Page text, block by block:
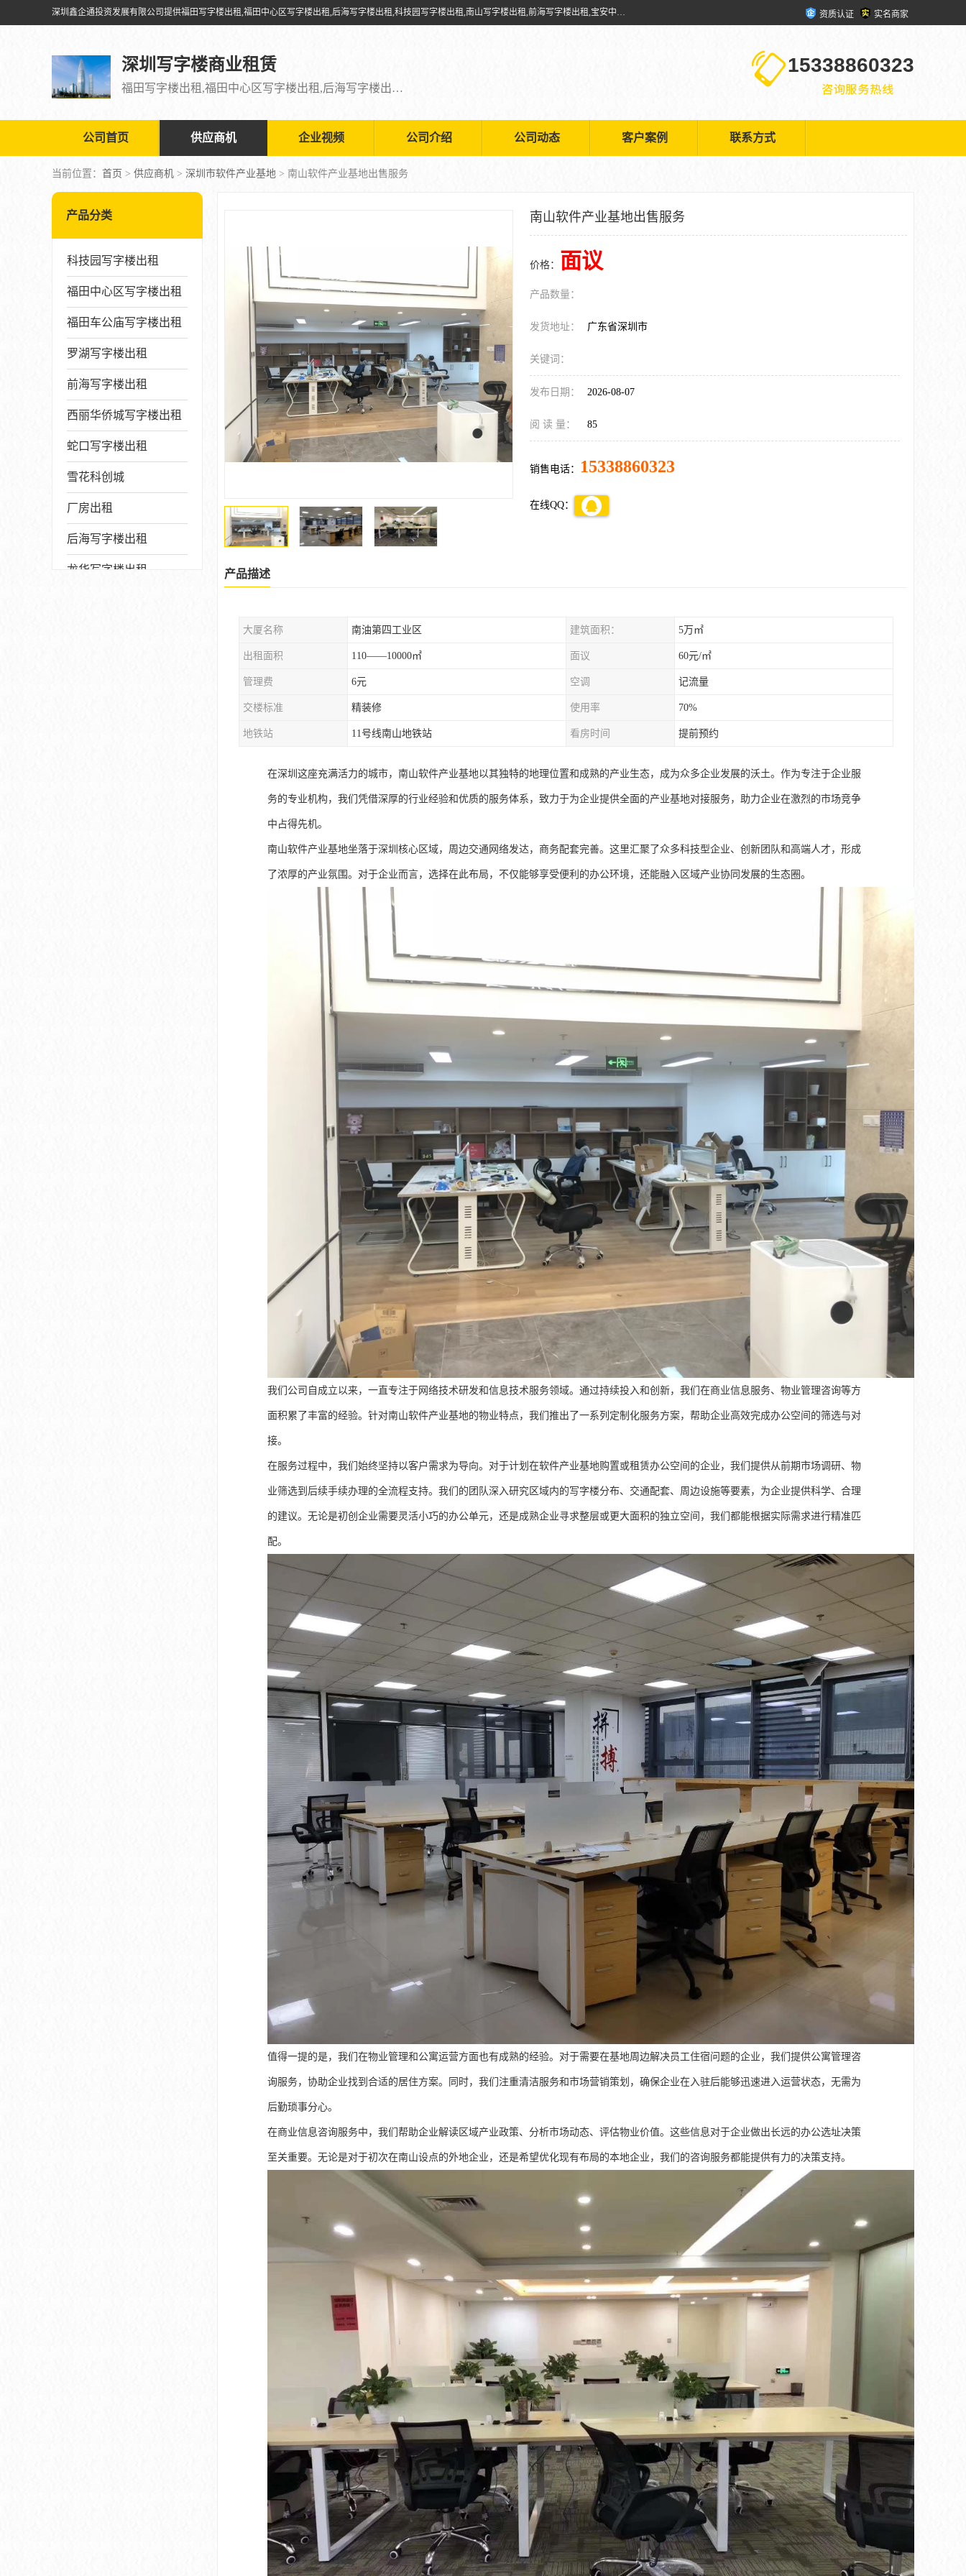
深圳鑫企通投资发展有限公司提供福田写字楼出租,福田中心区写字楼出租,后海写字楼出租,科技园写字楼出租,南山写字楼出租,前海写字楼出租,宝安中心写字楼出租,车公庙写字楼出租,深圳写字楼出租，欢迎有需要的朋友前来咨询。 资质认证 实名商家
深圳写字楼商业租赁
福田写字楼出租,福田中心区写字楼出租,后海写字楼出租,科技园写字楼出租,南山写字楼出租,前海写字楼出租,宝安中心写字楼出租
15338860323
公司首页 供应商机 企业视频 公司介绍 公司动态 客户案例 联系方式
当前位置： 首页 > 供应商机 > 深圳市软件产业基地 > 南山软件产业基地出售服务
产品分类
科技园写字楼出租
福田中心区写字楼出租
福田车公庙写字楼出租
罗湖写字楼出租
前海写字楼出租
西丽华侨城写字楼出租
蛇口写字楼出租
雪花科创城
厂房出租
后海写字楼出租
龙华写字楼出租
南山软件产业基地出售服务
价格： 面议
产品数量：
发货地址： 广东省深圳市
关键词：
发布日期： 2026-08-07
阅 读 量： 85
销售电话： 15338860323
在线QQ：
产品描述
大厦名称 南油第四工业区 建筑面积： 5万㎡
出租面积 110——10000㎡ 面议 60元/㎡
管理费 6元 空调 记流量
交楼标准 精装修 使用率 70%
地铁站 11号线南山地铁站 看房时间 提前预约
在深圳这座充满活力的城市，南山软件产业基地以其独特的地理位置和成熟的产业生态，成为众多企业发展的沃土。作为专注于企业服
务的专业机构，我们凭借深厚的行业经验和优质的服务体系，致力于为企业提供全面的产业基地对接服务，助力企业在激烈的市场竞争
中占得先机。
南山软件产业基地坐落于深圳核心区域，周边交通网络发达，商务配套完善。这里汇聚了众多科技型企业、创新团队和高端人才，形成
了浓厚的产业氛围。对于企业而言，选择在此布局，不仅能够享受便利的办公环境，还能融入区域产业协同发展的生态圈。
我们公司自成立以来，一直专注于网络技术研发和信息技术服务领域。通过持续投入和创新，我们在商业信息服务、物业管理咨询等方
面积累了丰富的经验。针对南山软件产业基地的物业特点，我们推出了一系列定制化服务方案，帮助企业高效完成办公空间的筛选与对
接。
在服务过程中，我们始终坚持以客户需求为导向。对于计划在软件产业基地购置或租赁办公空间的企业，我们提供从前期市场调研、物
业筛选到后续手续办理的全流程支持。我们的团队深入研究区域内的写字楼分布、交通配套、周边设施等要素，为企业提供科学、合理
的建议。无论是初创企业需要灵活小巧的办公单元，还是成熟企业寻求整层或更大面积的独立空间，我们都能根据实际需求进行精准匹
配。
值得一提的是，我们在物业管理和公寓运营方面也有成熟的经验。对于需要在基地周边解决员工住宿问题的企业，我们提供公寓管理咨
询服务，协助企业找到合适的居住方案。同时，我们注重清洁服务和市场营销策划，确保企业在入驻后能够迅速进入运营状态，无需为
后勤琐事分心。
在商业信息咨询服务中，我们帮助企业解读区域产业政策、分析市场动态、评估物业价值。这些信息对于企业做出长远的办公选址决策
至关重要。无论是对于初次在南山设点的外地企业，还是希望优化现有布局的本地企业，我们的咨询服务都能提供有力的决策支持。